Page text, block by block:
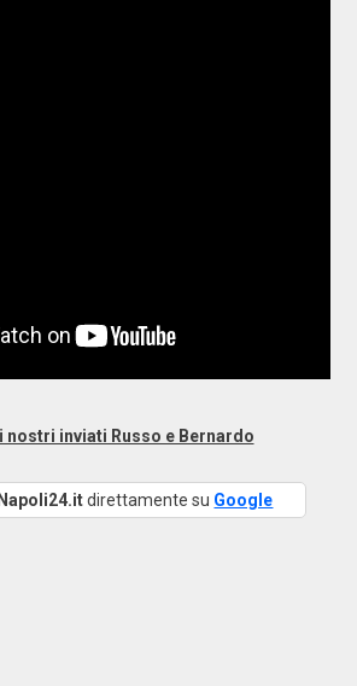
nostri inviati Russo e Bernardo
direttamente su Google